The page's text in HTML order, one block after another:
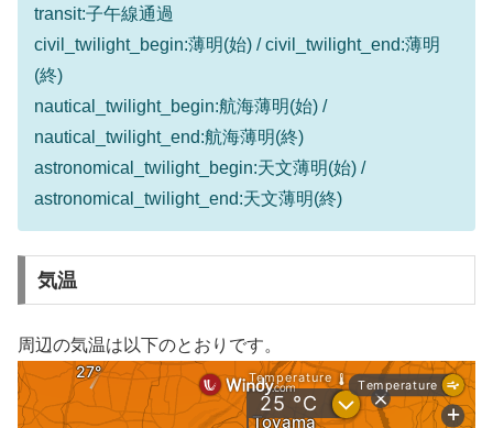
transit:子午線通過
civil_twilight_begin:薄明(始) / civil_twilight_end:薄明
(終)
nautical_twilight_begin:航海薄明(始) /
nautical_twilight_end:航海薄明(終)
astronomical_twilight_begin:天文薄明(始) /
astronomical_twilight_end:天文薄明(終)
気温
周辺の気温は以下のとおりです。